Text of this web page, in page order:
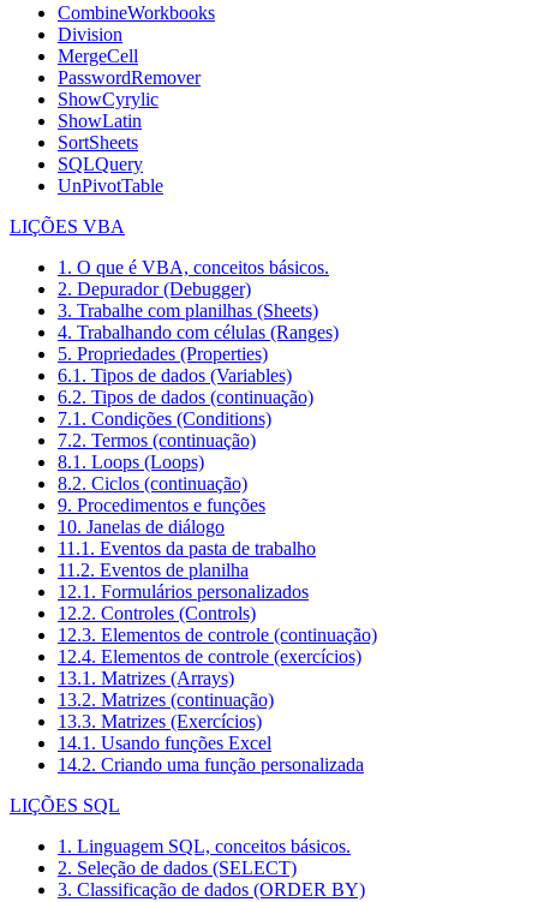
CombineWorkbooks
Division
MergeCell
PasswordRemover
ShowCyrylic
ShowLatin
SortSheets
SQLQuery
UnPivotTable
LIÇÕES VBA
1. O que é VBA, conceitos básicos.
2. Depurador (Debugger)
3. Trabalhe com planilhas (Sheets)
4. Trabalhando com células (Ranges)
5. Propriedades (Properties)
6.1. Tipos de dados (Variables)
6.2. Tipos de dados (continuação)
7.1. Condições (Conditions)
7.2. Termos (continuação)
8.1. Loops (Loops)
8.2. Ciclos (continuação)
9. Procedimentos e funções
10. Janelas de diálogo
11.1. Eventos da pasta de trabalho
11.2. Eventos de planilha
12.1. Formulários personalizados
12.2. Controles (Controls)
12.3. Elementos de controle (continuação)
12.4. Elementos de controle (exercícios)
13.1. Matrizes (Arrays)
13.2. Matrizes (continuação)
13.3. Matrizes (Exercícios)
14.1. Usando funções Excel
14.2. Criando uma função personalizada
LIÇÕES SQL
1. Linguagem SQL, conceitos básicos.
2. Seleção de dados (SELECT)
3. Classificação de dados (ORDER BY)